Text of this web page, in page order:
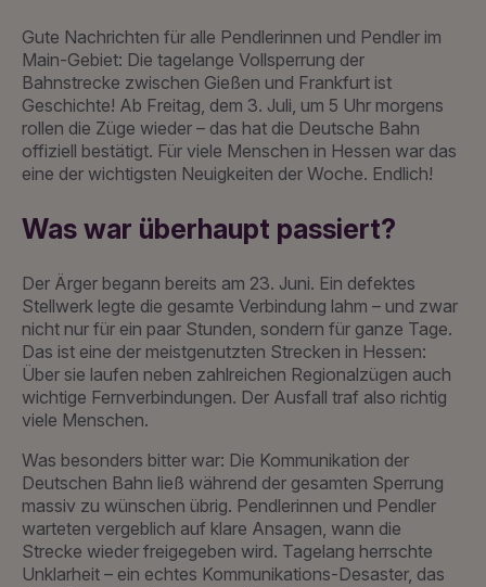
Gute Nachrichten für alle Pendlerinnen und Pendler im
Main-Gebiet: Die tagelange Vollsperrung der
Bahnstrecke zwischen Gießen und Frankfurt ist
Geschichte! Ab Freitag, dem 3. Juli, um 5 Uhr morgens
rollen die Züge wieder – das hat die Deutsche Bahn
offiziell bestätigt. Für viele Menschen in Hessen war das
eine der wichtigsten Neuigkeiten der Woche. Endlich!
Was war überhaupt passiert?
Der Ärger begann bereits am 23. Juni. Ein defektes
Stellwerk legte die gesamte Verbindung lahm – und zwar
nicht nur für ein paar Stunden, sondern für ganze Tage.
Das ist eine der meistgenutzten Strecken in Hessen:
Über sie laufen neben zahlreichen Regionalzügen auch
wichtige Fernverbindungen. Der Ausfall traf also richtig
viele Menschen.
Was besonders bitter war: Die Kommunikation der
Deutschen Bahn ließ während der gesamten Sperrung
massiv zu wünschen übrig. Pendlerinnen und Pendler
warteten vergeblich auf klare Ansagen, wann die
Strecke wieder freigegeben wird. Tagelang herrschte
Unklarheit – ein echtes Kommunikations-Desaster, das